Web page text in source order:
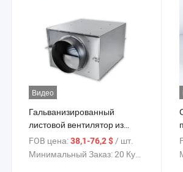
Видео
Гальванизированный
листовой вентилятор из
нержавеющей стали для
системы HVAC бесшумный
центробежный вентилятор
FOB цена:38,1-76,2 $/ шт.
Минимальный Заказ:20 Куски